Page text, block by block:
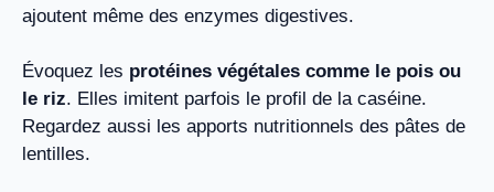
ajoutent même des enzymes digestives.
Évoquez les protéines végétales comme le pois ou
le riz. Elles imitent parfois le profil de la caséine.
Regardez aussi les apports nutritionnels des pâtes de
lentilles.